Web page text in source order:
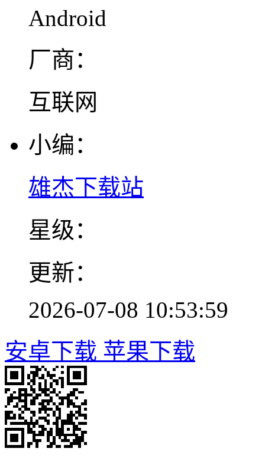
Android
厂商：
互联网
小编：
雄杰下载站
星级：
更新：
2026-07-08 10:53:59
安卓下载 苹果下载